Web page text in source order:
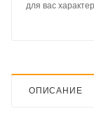
для вас
ОПИСАНИЕ